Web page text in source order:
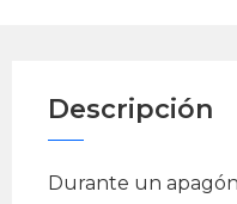
Descripción
Durante un